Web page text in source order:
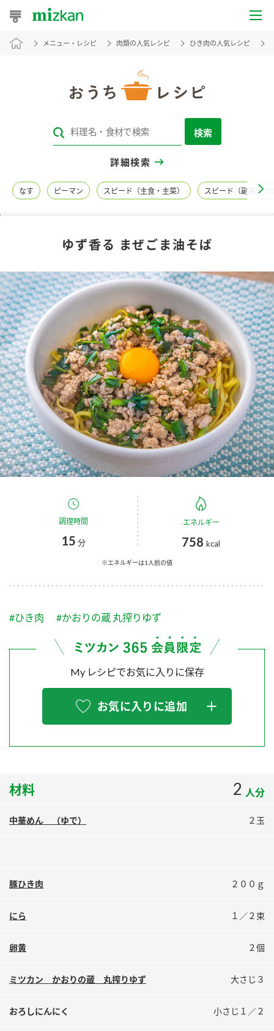
おうちレシピ
レシピカテゴリ一覧
レシピ名特集
商品情報
商品カテゴリ
調味酢
お酢ドリンク ぽん酢
みりん風・料理酒 鍋用調味料
つゆ たれ
スープ 中華
ふりかけ
炊き込みご飯の素 米飯用調味液
新商品一覧
キャンペーン情報
ブランド・スペシャルサイト
ブランド・スペシャルサイト トップ
商品ブランドサイト
Fibee（ファイビー）
くらしプラ酢
お酢ドリンク
つゆ
鍋なび
PIN印
スペシャルサイト
お酢を知ろう！
ぽん酢サワー
企業情報
国内事業概要
企業理念
ミツカンの歴史
ミツカンを知る
環境への取り組み
ZENB initiative
MIM（ミツカンミュージアム）
各部門が大切にしていること
販売終了製品のご案内
よくあるご質問
地図から取り扱い店舗を探す
業務用サイト ミツカングループについて 製造所固有記号一覧
メニュー・レシピ 肉類の人気レシピ ひき肉の人気レシピ
検索
詳細検索
なす ピーマン スピード（主食・主菜） スピード（副菜・つ
ゆず香る まぜごま油そば
調理時間
15 分
エネルギー
758 kcal
※エネルギーは1人前の値
#ひき肉 #かおりの蔵 丸搾りゆず
My レシピでお気に入りに保存
お気に入りに追加
材料 2 人分
中華めん （ゆで） ２玉
豚ひき肉 ２００ｇ
にら １／２束
卵黄 ２個
ミツカン かおりの蔵 丸搾りゆず 大さじ３
おろしにんにく 小さじ１／２